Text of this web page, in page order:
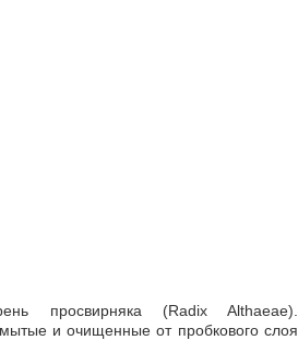
просвирняка (Radix Althaeae).
и очищенные от пробкового слоя